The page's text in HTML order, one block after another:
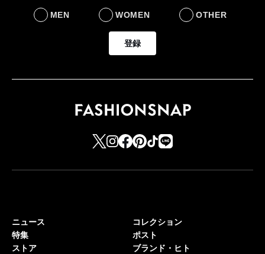
MEN WOMEN OTHER
登録
ニュース
特集
ストア
コレクション
ポスト
ブランド・ヒト